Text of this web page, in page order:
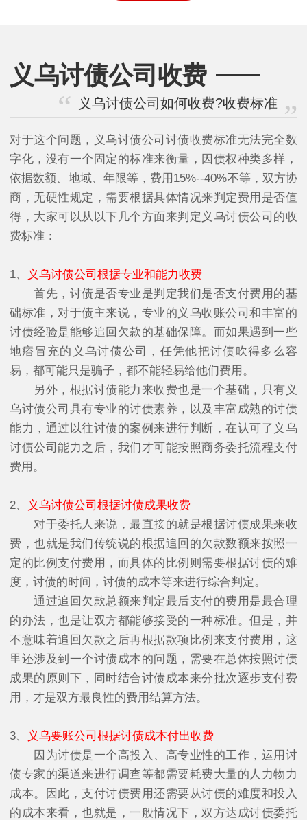
义乌讨债公司收费
义乌讨债公司如何收费?收费标准
对于这个问题，义乌讨债公司讨债收费标准无法完全数
字化，没有一个固定的标准来衡量，因债权种类多样，
依据数额、地域、年限等，费用15%--40%不等，双方协
商，无硬性规定，需要根据具体情况来判定费用是否值
得，大家可以从以下几个方面来判定义乌讨债公司的收
费标准：
1、
义乌讨债公司根据专业和能力收费
首先，讨债是否专业是判定我们是否支付费用的基
础标准，对于债主来说，专业的义乌收账公司和丰富的
讨债经验是能够追回欠款的基础保障。而如果遇到一些
地痞冒充的义乌讨债公司，任凭他把讨债吹得多么容
易，都可能只是骗子，都不能轻易给他们费用。
另外，根据讨债能力来收费也是一个基础，只有义
乌讨债公司具有专业的讨债素养，以及丰富成熟的讨债
能力，通过以往讨债的案例来进行判断，在认可了义乌
讨债公司能力之后，我们才可能按照商务委托流程支付
费用。
2、
义乌讨债公司根据讨债成果收费
对于委托人来说，最直接的就是根据讨债成果来收
费，也就是我们传统说的根据追回的欠款数额来按照一
定的比例支付费用，而具体的比例则需要根据讨债的难
度，讨债的时间，讨债的成本等来进行综合判定。
通过追回欠款总额来判定最后支付的费用是最合理
的办法，也是让双方都能够接受的一种标准。但是，并
不意味着追回欠款之后再根据款项比例来支付费用，这
里还涉及到一个讨债成本的问题，需要在总体按照讨债
成果的原则下，同时结合讨债成本来分批次逐步支付费
用，才是双方最良性的费用结算方法。
3、
义乌要账公司根据讨债成本付出收费
因为讨债是一个高投入、高专业性的工作，运用讨
债专家的渠道来进行调查等都需要耗费大量的人力物力
成本。因此，支付讨债费用还需要从讨债的难度和投入
的成本来看，也就是，一般情况下，双方达成讨债委托